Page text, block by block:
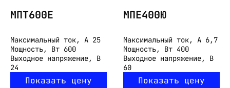
МПТ600Е
Максимальный ток, А 25
Мощность, Вт 600
Выходное напряжение, В
24
Показать цену
МПЕ400Ю
Максимальный ток, А 6,7
Мощность, Вт 400
Выходное напряжение, В
60
Показать цену